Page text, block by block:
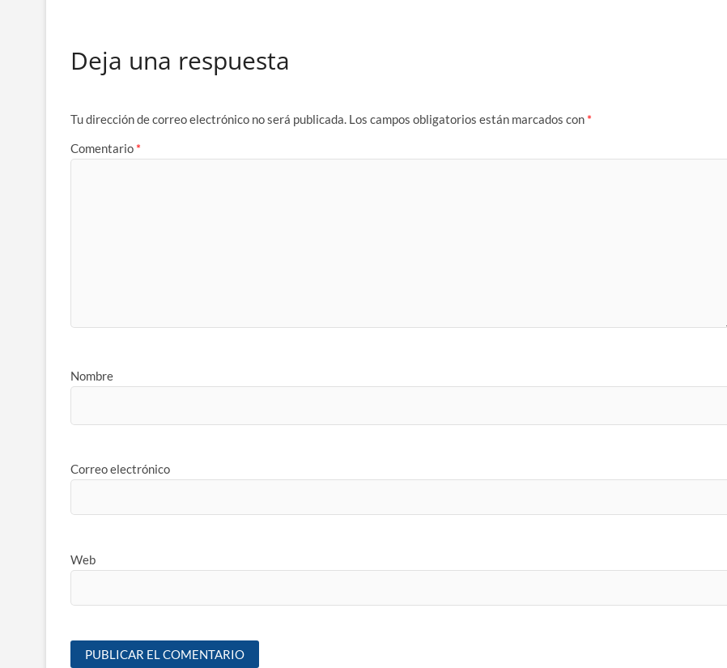
Deja una respuesta
Tu dirección de correo electrónico no será publicada. Los campos obligatorios están marcados con *
Comentario *
Nombre
Correo electrónico
Web